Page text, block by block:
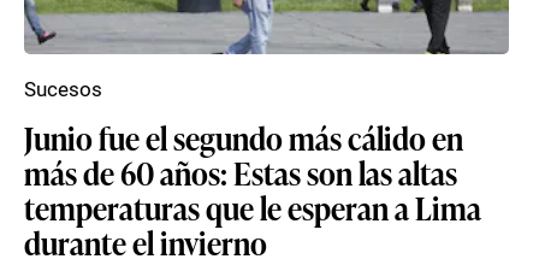
Junio fue el segundo más cálido en
más de 60 años: Estas son las altas
temperaturas que le esperan a Lima
durante el invierno
Sucesos